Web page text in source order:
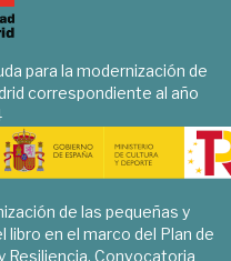
para la modernización de
correspondiente al año
de las pequeñas y
en el marco del Plan de
Resiliencia. Convocatoria